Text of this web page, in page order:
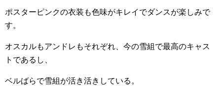
ポスターピンクの衣装も色味がキレイでダンスが楽しみで
す。
オスカルもアンドレもそれぞれ、今の雪組で最高のキャス
トであるし、
ベルばらで雪組が活き活きしている。